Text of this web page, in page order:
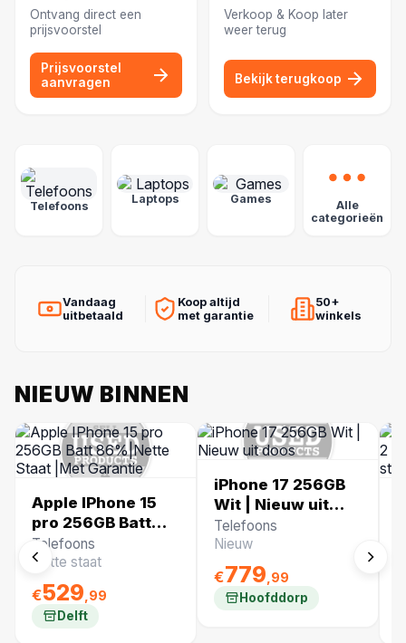
Ontvang direct een
prijsvoorstel
Prijsvoorstel
aanvragen
Verkoop & Koop later
weer terug
Bekijk terugkoop
Telefoons
Laptops Games
Alle
categorieën
Vandaag
uitbetaald
Koop altijd
met garantie
50+
winkels
NIEUW BINNEN
Apple IPhone 15
pro 256GB Batt
86%|Nette Staat
|Met Garantie
Telefoons
Nette staat
€529 ,99
Delft
iPhone 17 256GB
Wit | Nieuw uit
doos
Telefoons
Nieuw
€779 ,99
Hoofddorp